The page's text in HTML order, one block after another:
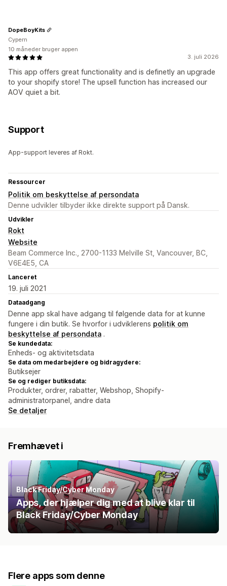
3. juli 2026
This app offers great functionality and is definetly an upgrade
to your shopify store! The upsell function has increased our
AOV quiet a bit.
DopeBoyKits
Cypern
10 måneder bruger appen
Support
App-support leveres af Rokt.
Ressourcer
Politik om beskyttelse af persondata
Denne udvikler tilbyder ikke direkte support på Dansk.
Udvikler
Rokt
Website
Beam Commerce Inc., 2700-1133 Melville St, Vancouver, BC,
V6E4E5, CA
Lanceret
19. juli 2021
Dataadgang
Denne app skal have adgang til følgende data for at kunne
fungere i din butik. Se hvorfor i udviklerens politik om
beskyttelse af persondata .
Se kundedata:
Enheds- og aktivitetsdata
Se data om medarbejdere og bidragydere:
Butiksejer
Se og rediger butiksdata:
Produkter, ordrer, rabatter, Webshop, Shopify-
administratorpanel, andre data
Se detaljer
Fremhævet i
Black Friday/Cyber Monday
Apps, der hjælper dig med at blive klar til
Black Friday/Cyber Monday
Flere apps som denne